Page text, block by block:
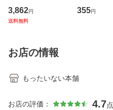
専門職の看護マネ
ジメントスキル 改
恵 藤本幸三 / 南江
堂 [単行
3,862円
送料無料
キューンレ
[CD]【メ
355円
お店の情報
もったいない本舗
お店の評価： 4.7点